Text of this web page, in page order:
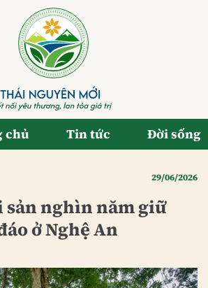
chủ Tin tức Đời sống
29/06/2026
sản nghìn năm giữ
ở Nghệ An